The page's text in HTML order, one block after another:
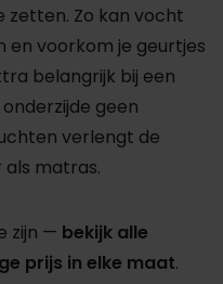
Zo kan vocht
voorkom je geurtjes
belangrijk bij een
geen
verlengt de
matras.
zijn — bekijk alle
prijs in elke maat.